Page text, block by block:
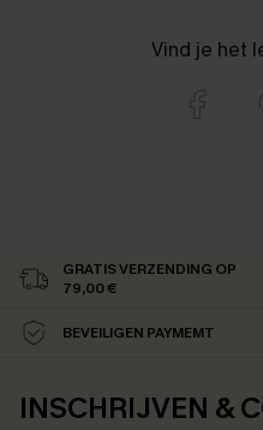
Vind je het
GRATIS VERZENDING OP
79,00 €
BEVEILIGEN PAYMEMT
INSCHRIJVEN &